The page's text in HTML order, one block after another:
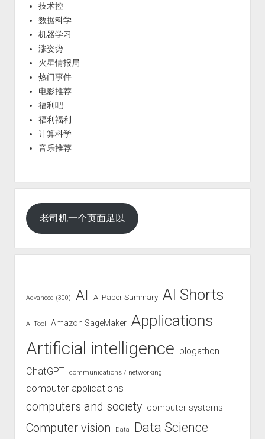
技术控
数据科学
机器学习
涨姿势
火星情报局
热门事件
电影推荐
福利吧
福利福利
计算科学
音乐推荐
老司机一个页面足以
Advanced (300) AI AI Paper Summary AI Shorts
AI Tool Amazon SageMaker Applications
Artificial intelligence blogathon
ChatGPT communications / networking
computer applications
computers and society computer systems
Computer vision Data Data Science